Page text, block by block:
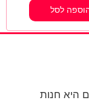
לסל
היא חנות